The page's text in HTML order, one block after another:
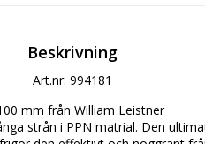
Beskrivning
Art.nr: 994181
mm från William Leistner
strån i PPN matrial. Den